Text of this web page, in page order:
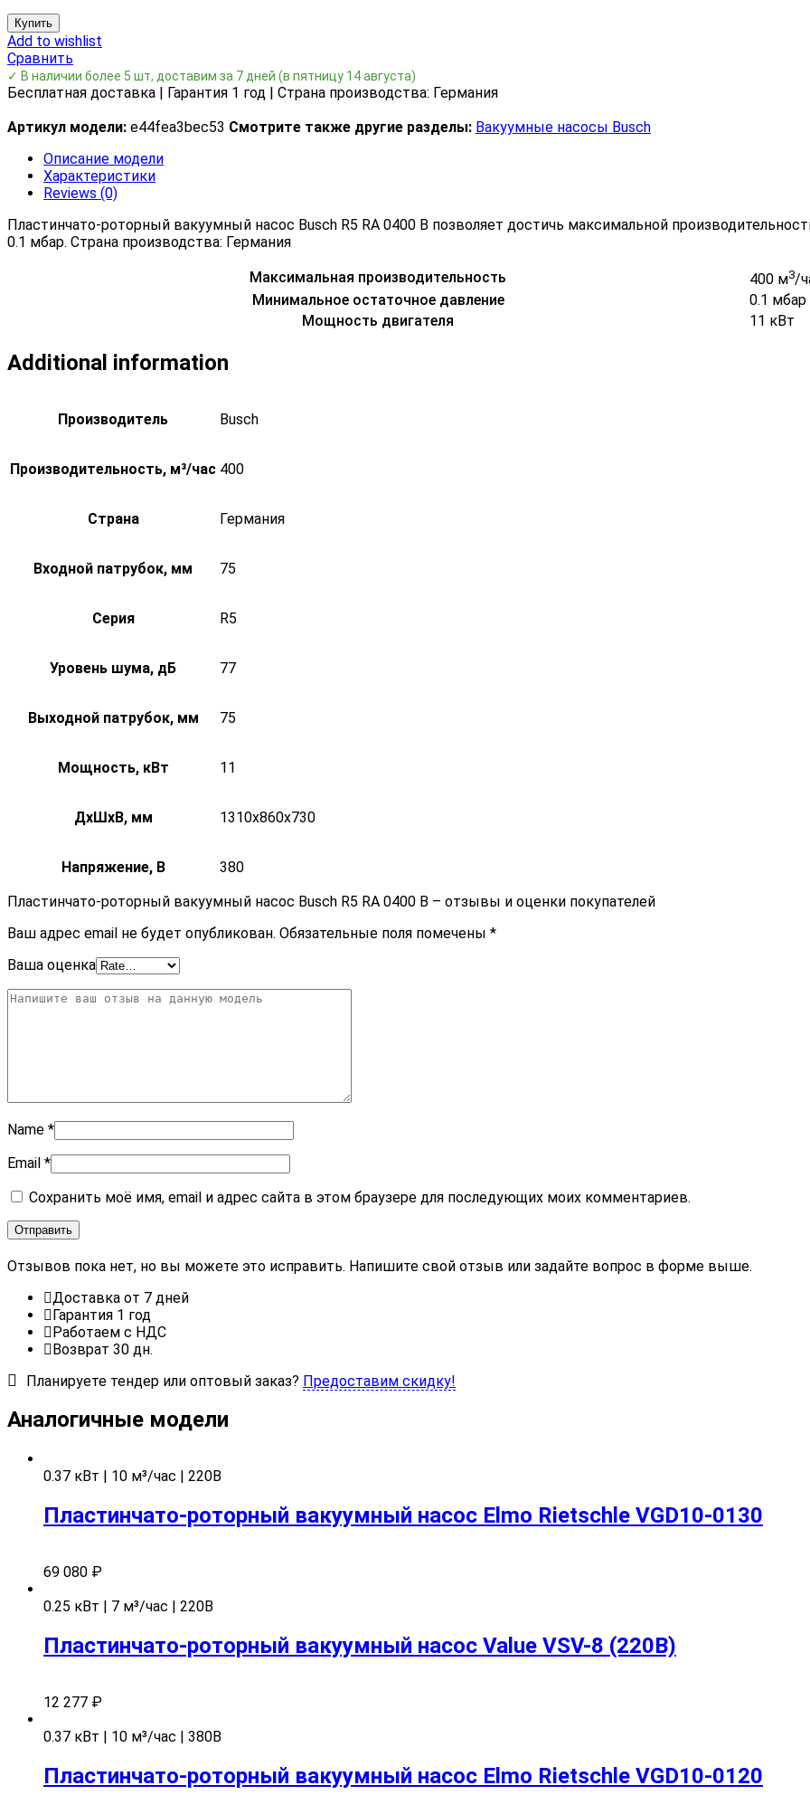
Купить
Add to wishlist
Сравнить
✓ В наличии более 5 шт, доставим за 7 дней (в пятницу 14 августа)
Бесплатная доставка | Гарантия 1 год | Страна производства: Германия
Артикул модели: e44fea3bec53 Смотрите также другие разделы: Вакуумные насосы Busch
Описание модели
Характеристики
Reviews (0)
Пластинчато-роторный вакуумный насос Busch R5 RA 0400 B позволяет достичь максимальной
0.1 мбар. Страна производства: Германия
Максимальная производительность 400 м3/
Минимальное остаточное давление
0.1 мбар
Мощность двигателя
11 кВт
Additional information
Производитель Busch
Производительность, м³/час 400
Страна Германия
Входной патрубок, мм 75
Серия R5
Уровень шума, дБ 77
Выходной патрубок, мм 75
Мощность, кВт 11
ДxШxВ, мм 1310x860x730
Напряжение, В
380
Пластинчато-роторный вакуумный насос Busch R5 RA 0400 B – отзывы и оценки покупателей
Ваш адрес email не будет опубликован. Обязательные поля помечены *
Ваша оценка
Name *
Email *
Сохранить моё имя, email и адрес сайта в этом браузере для последующих моих комментариев.
Отзывов пока нет, но вы можете это исправить. Напишите свой отзыв или задайте вопрос в форме выше.
Доставка от 7 дней
Гарантия 1 год
Работаем с НДС
Возврат 30 дн.
Планируете тендер или оптовый заказ? Предоставим скидку!
Аналогичные модели
0.37 кВт | 10 м³/час | 220В
Пластинчато-роторный вакуумный насос Elmo Rietschle VGD10-0130
69 080 ₽
0.25 кВт | 7 м³/час | 220В
Пластинчато-роторный вакуумный насос Value VSV-8 (220В)
12 277 ₽
0.37 кВт | 10 м³/час | 380В
Пластинчато-роторный вакуумный насос Elmo Rietschle VGD10-0120